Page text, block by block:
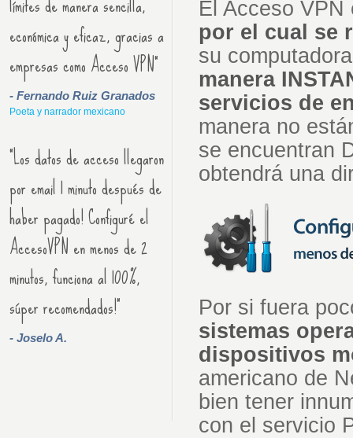
económica y eficaz, gracias a
empresas como Acceso VPN"
- Fernando Ruiz Granados
Poeta y narrador mexicano
"Los datos de acceso llegaron
por email 1 minuto después de
haber pagado! Configuré el
AccesoVPN en menos de 2
minutos, funciona al 100%,
súper recomendados!"
- Joselo A.
El Acceso
por el cual se
su
manera
servicios de
manera no
se encuentran
obtendrá una
Por si fuera
sistemas
dispositivos
americano de
bien tener
con el servicio